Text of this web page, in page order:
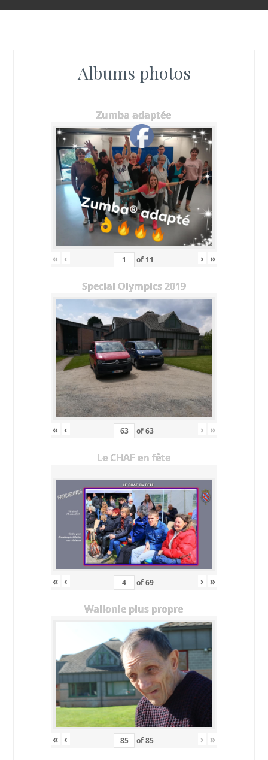
Albums photos
Zumba adaptée
« ‹ of 11 › »
Special Olympics 2019
« ‹ of63 › »
Le CHAF en fête
« ‹ of69 › »
Wallonie plus propre
« ‹ of85 › »